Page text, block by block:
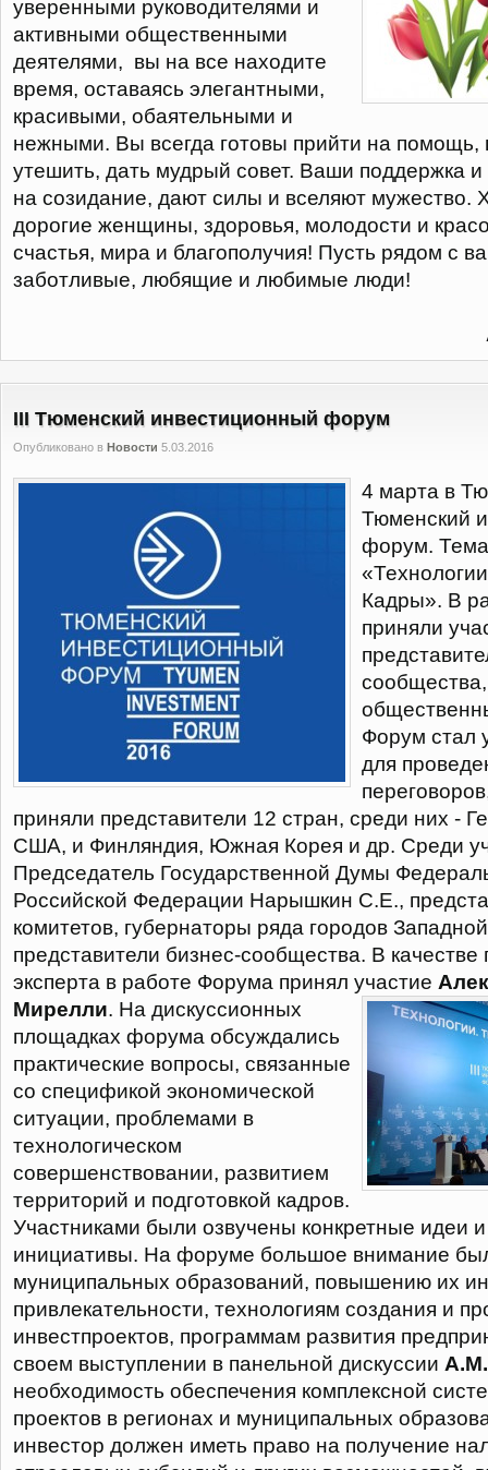
уверенными руководителями и
активными общественными
деятелями, вы на все находите
время, оставаясь элегантными,
красивыми, обаятельными и
нежными. Вы всегда готовы прийти на помощь,
утешить, дать мудрый совет. Ваши поддержка
на созидание, дают силы и вселяют мужество.
дорогие женщины, здоровья, молодости и
счастья, мира и благополучия! Пусть рядом с
заботливые, любящие и любимые люди!
III Тюменский инвестиционный форум
Опубликовано в Новости 5.03.2016
4 марта в
Тюменский
форум.
Кадры». В
приняли
Форум стал
для
приняли представители 12 стран, среди них -
США, и Финляндия, Южная Корея и др. Среди
Председатель Государственной Думы
Российской Федерации Нарышкин С.Е.,
комитетов, губернаторы ряда городов
представители бизнес-сообщества. В качестве
эксперта в работе Форума принял участие
Мирелли. На дискуссионных
площадках форума обсуждались
практические вопросы, связанные
со спецификой экономической
ситуации, проблемами в
технологическом
совершенствовании, развитием
территорий и подготовкой кадров.
Участниками были озвучены конкретные идеи
инициативы. На форуме большое внимание
муниципальных образований, повышению их
привлекательности, технологиям создания и
инвестпроектов, программам развития
своем выступлении в панельной дискуссии
необходимость обеспечения комплексной
проектов в регионах и муниципальных
инвестор должен иметь право на получение